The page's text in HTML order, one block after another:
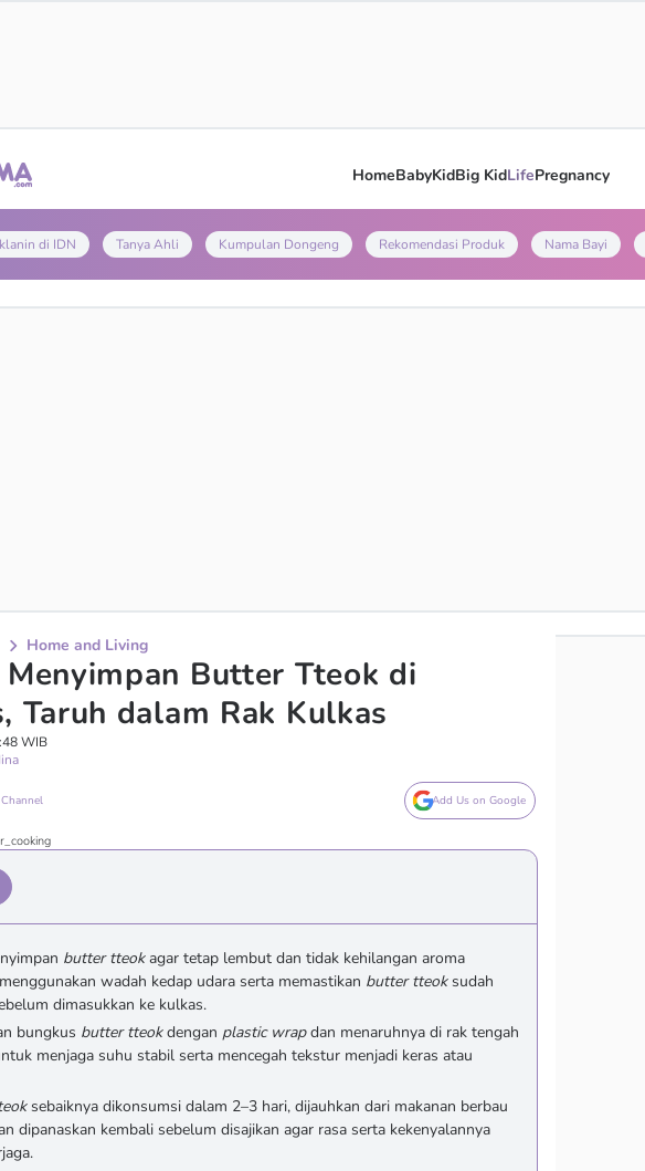
HomeBabyKidBig KidLifePregnancy
di IDN Tanya Ahli Kumpulan Dongeng Rekomendasi Produk Nama Bayi
Home and Living
Butter Tteok di
Taruh dalam Rak Kulkas
WIB
Channel Add Us on Google
butter tteokagar tetap lembut dan tidak kehilangan aroma
wadah kedap udara serta memastikan butter tteoksudah
dimasukkan ke kulkas.
bungkus butter tteokdengan plastic wrapdan menaruhnya di rak tengah
menjaga suhu stabil serta mencegah tekstur menjadi keras atau
sebaiknya dikonsumsi dalam 2–3 hari, dijauhkan dari makanan berbau
dipanaskan kembali sebelum disajikan agar rasa serta kekenyalannya